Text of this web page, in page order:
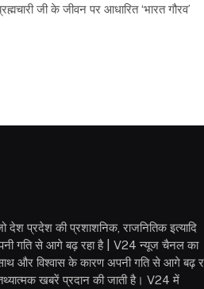
जी के जीवन पर आधारित ‘भारत गौरव’
देश प्रदेश की प्रशाशनिक, राजनितिक इत्यादि
गति से आगे बढ़ रहा है | V24 न्यूज चैनल का
और विश्वास के कारण अपनी गति से आगे बढ़
खबरें प्रदान की जाती है। V24 में